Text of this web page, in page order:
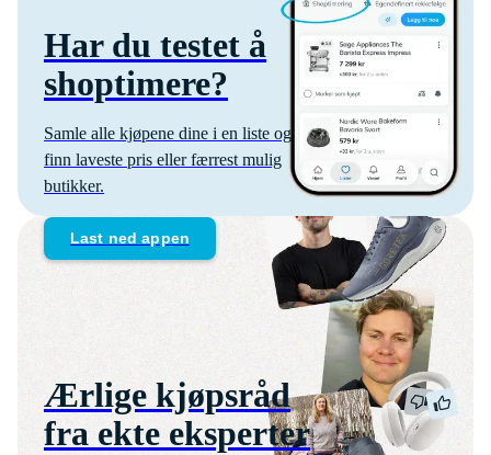
Har du testet å
shoptimere?
Samle alle kjøpene dine i en liste og
finn laveste pris eller færrest mulig
butikker.
Last ned appen
Ærlige kjøpsråd
fra ekte eksperter